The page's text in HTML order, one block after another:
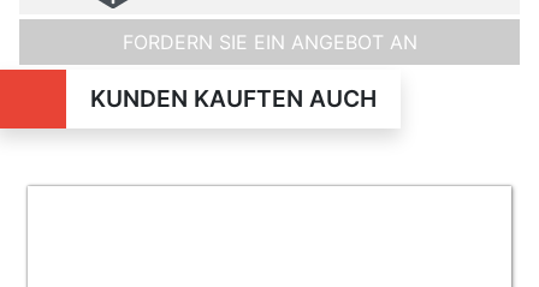
FORDERN SIE EIN ANGEBOT AN
KUNDEN KAUFTEN AUCH